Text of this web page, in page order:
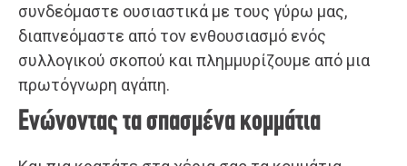
συνδεόμαστε ουσιαστικά με τους γύρω μας,
διαπνεόμαστε από τον ενθουσιασμό ενός
συλλογικού σκοπού και πλημμυρίζουμε από μια
πρωτόγνωρη αγάπη.
Ενώνοντας τα σπασμένα κομμάτια